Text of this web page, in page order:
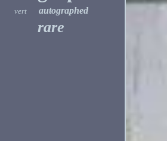
vert autographed
rare